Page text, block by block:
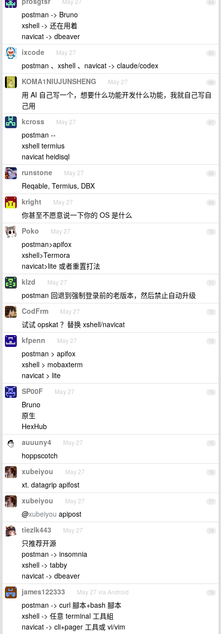
64
postman -> Bruno
xshell -> 还在用着
navicat -> dbeaver
65
ixcode May 27
postman 、xshell 、navicat -> claude/codex
66
KOMA1NIUJUNSHENG May 27
用 AI 自己写一个，想要什么功能开发什么功能，我就自己写自
己用
67
kcross May 27
postman --
xshell termius
navicat heidisql
68
runstone May 27
Reqable, Termius, DBX
69
kright May 27
你甚至不愿意说一下你的 OS 是什么
70
Poko May 27
postman>apifox
xshell>Termora
navicat>lite 或者重置打法
71
klzd May 27
postman 回退到强制登录前的老版本，然后禁止自动升级
72
CodFrm May 27
试试 opskat ？替换 xshell/navicat
73
kfpenn May 27
postman > apifox
xshell > mobaxterm
navicat > lite
74
SP00F May 27
Bruno
原生
HexHub
75
auuuny4 May 27
hoppscotch
76
xubeiyou May 27
xt. datagrip apifost
77
xubeiyou May 27
@xubeiyou apipost
78
tiezlk443 May 27
只推荐开源
postman -> insomnia
xshell -> tabby
navicat -> dbeaver
79
james122333 May 27 via Android
postman -> curl 腳本+bash 腳本
xshell -> 任意 terminal 工具組
navicat -> cli+pager 工具或 vi/vim